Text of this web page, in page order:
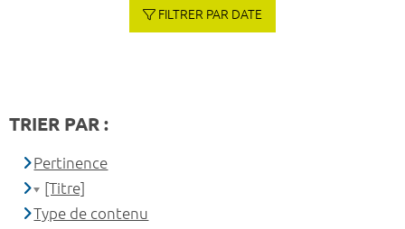
FILTRER PAR DATE
TRIER PAR :
Pertinence
[Titre]
Type de contenu